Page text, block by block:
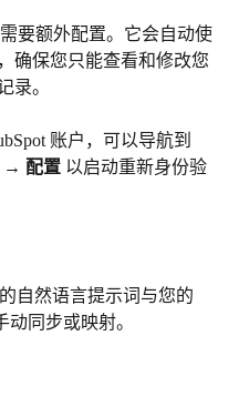
要额外配置。它会自动使
确保您只能查看和修改您
录。
账户，可以导航到
→ 配置 以启动重新身份验
自然语言提示词与您的
动同步或映射。